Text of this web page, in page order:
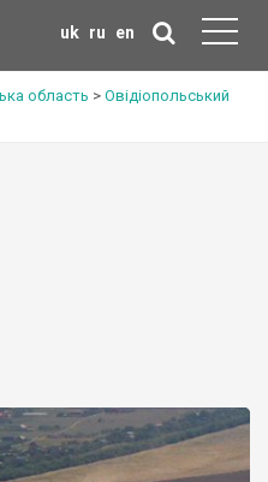
uk ru en
область > Овідіопольський